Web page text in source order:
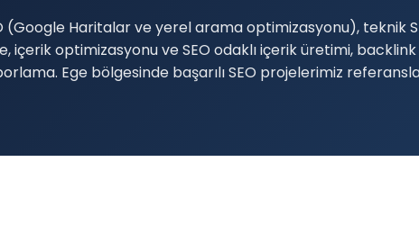
(Google Haritalar ve yerel arama optimizasyonu), teknik
optimizasyonu ve SEO odaklı içerik üretimi,
Ege bölgesinde başarılı SEO projelerimiz